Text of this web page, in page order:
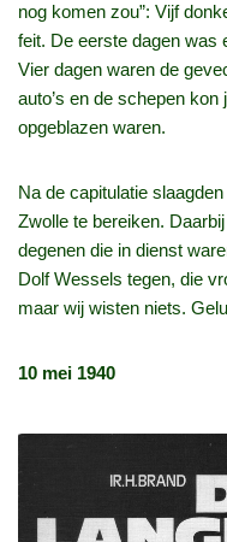
nog komen zou”: Vijf
feit. De eerste dagen was
Vier dagen waren de
auto’s en de schepen
opgeblazen waren.
Na de capitulatie
Zwolle te bereiken.
degenen die in dienst
Dolf Wessels tegen, die
maar wij wisten niets.
10 mei 1940